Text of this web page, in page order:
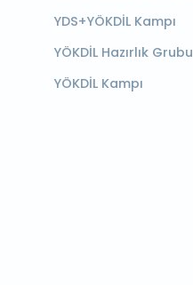
YDS+YÖKDİL Kampı
YÖKDİL Hazırlık Grubu
YÖKDİL Kampı